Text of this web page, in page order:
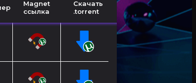
Magnet
ссылка
Скачать
.torrent